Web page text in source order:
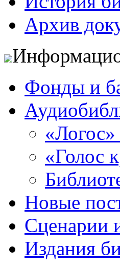
Архив
Фонды и
«Голос
Новые
Сценарии
Издания